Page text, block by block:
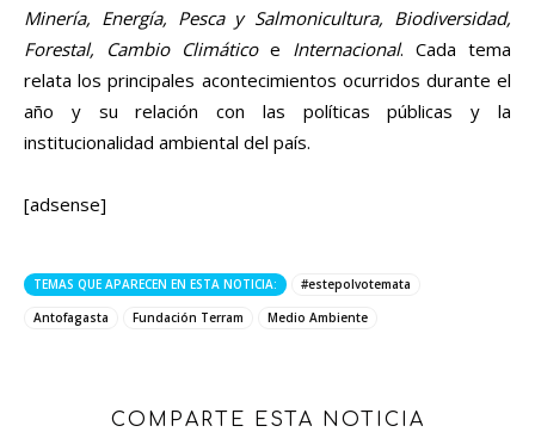
Minería, Energía, Pesca y Salmonicultura, Biodiversidad,
Forestal, Cambio Climáticoe Internacional. Cada tema
relata los principales acontecimientos ocurridos durante el
año y su relación con las políticas públicas y la
institucionalidad ambiental del país.
[adsense]
TEMAS QUE APARECEN EN ESTA NOTICIA:
#estepolvotemata
Antofagasta
Fundación Terram Medio Ambiente
COMPARTE ESTA NOTICIA